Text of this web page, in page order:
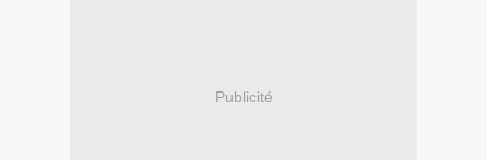
Publicité